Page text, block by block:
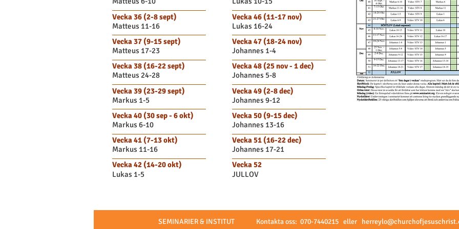
Vecka 36 (2-8 sept)
Matteus 11-16
Vecka 37 (9-15 sept)
Matteus 17-23
Vecka 38 (16-22 sept)
Matteus 24-28
Vecka 39 (23-29 sept)
Markus 1-5
Vecka 40 (30 sep - 6 okt)
Markus 6-10
Vecka 41 (7-13 okt)
Markus 11-16
Vecka 42 (14-20 okt)
Lukas 1-5
Vecka 46 (11-17 nov)
Lukas 16-24
Vecka 47 (18-24 nov)
Johannes 1-4
Vecka 48 (25 nov - 1 dec)
Johannes 5-8
Vecka 49 (2-8 dec)
Johannes 9-12
Vecka 50 (9-15 dec)
Johannes 13-16
Vecka 51 (16-22 dec)
Johannes 17-21
Vecka 52
JULLOV
SEMINARIER & INSTITUT Kontakta oss: 070-7440215 eller